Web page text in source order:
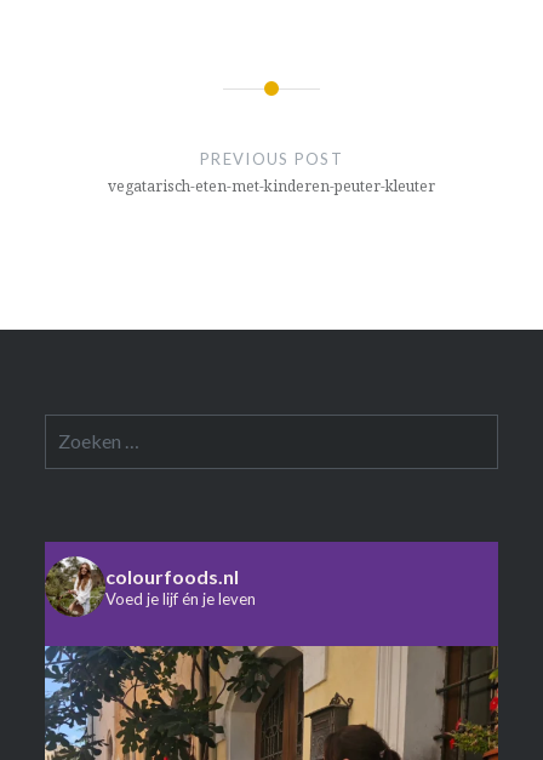
PREVIOUS POST
vegatarisch-eten-met-kinderen-peuter-kleuter
naar:
colourfoods.nl
Voed je lijf én je leven